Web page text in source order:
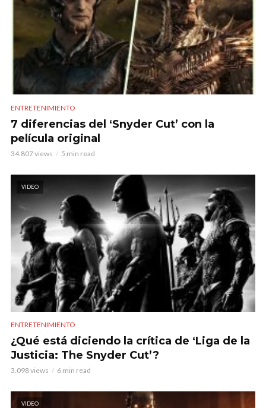
ENTRETENIMIENTO
7 diferencias del ‘Snyder Cut’ con la
película original
34.807 views 5 min read
VIDEO
ENTRETENIMIENTO
¿Qué está diciendo la crítica de ‘Liga de la
Justicia: The Snyder Cut’?
3.098 views 6 min read
VIDEO